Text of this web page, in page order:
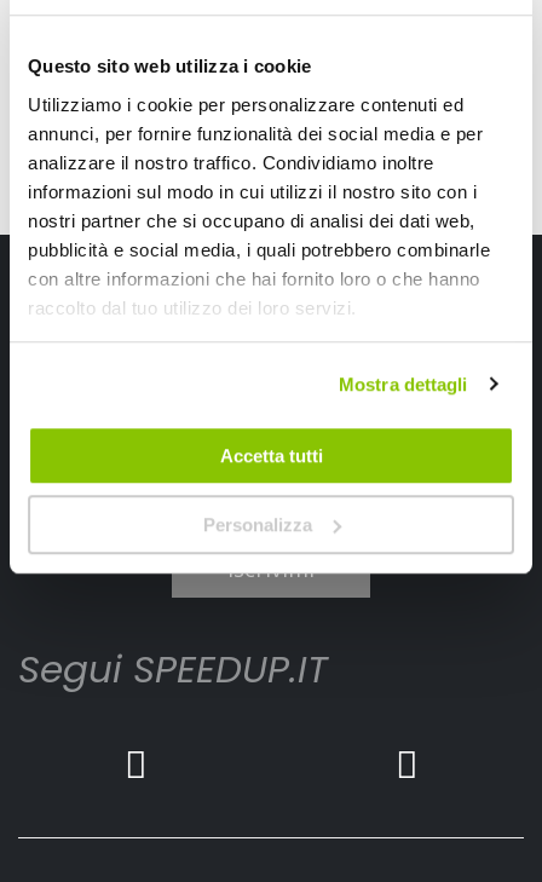
Questo sito web utilizza i cookie
Utilizziamo i cookie per personalizzare contenuti ed
annunci, per fornire funzionalità dei social media e per
analizzare il nostro traffico. Condividiamo inoltre
informazioni sul modo in cui utilizzi il nostro sito con i
nostri partner che si occupano di analisi dei dati web,
pubblicità e social media, i quali potrebbero combinarle
con altre informazioni che hai fornito loro o che hanno
raccolto dal tuo utilizzo dei loro servizi.
Mostra dettagli
Accetta tutti
Personalizza
Iscriviti alla newsletter Speedup
Ho letto e accettato il documento
Iscrivimi
Segui SPEEDUP.IT